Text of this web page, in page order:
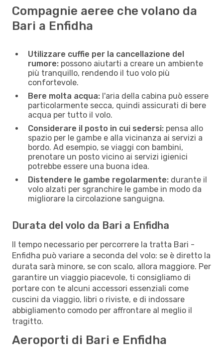
Compagnie aeree che volano da
Bari a Enfidha
Utilizzare cuffie per la cancellazione del
rumore: possono aiutarti a creare un ambiente
più tranquillo, rendendo il tuo volo più
confortevole.
Bere molta acqua: l'aria della cabina può essere
particolarmente secca, quindi assicurati di bere
acqua per tutto il volo.
Considerare il posto in cui sedersi: pensa allo
spazio per le gambe e alla vicinanza ai servizi a
bordo. Ad esempio, se viaggi con bambini,
prenotare un posto vicino ai servizi igienici
potrebbe essere una buona idea.
Distendere le gambe regolarmente: durante il
volo alzati per sgranchire le gambe in modo da
migliorare la circolazione sanguigna.
Durata del volo da Bari a Enfidha
Il tempo necessario per percorrere la tratta Bari -
Enfidha può variare a seconda del volo: se è diretto la
durata sarà minore, se con scalo, allora maggiore. Per
garantire un viaggio piacevole, ti consigliamo di
portare con te alcuni accessori essenziali come
cuscini da viaggio, libri o riviste, e di indossare
abbigliamento comodo per affrontare al meglio il
tragitto.
Aeroporti di Bari e Enfidha